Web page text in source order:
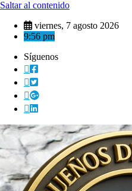
Saltar al contenido
viernes, 7 agosto 2026
9:56 pm
Síguenos